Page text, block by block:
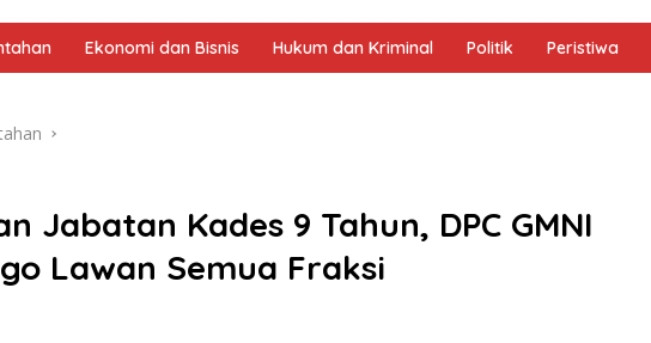
Ekonomi dan Bisnis Hukum dan Kriminal Politik Peristiwa
Jabatan Kades 9 Tahun, DPC GMNI
Lawan Semua Fraksi